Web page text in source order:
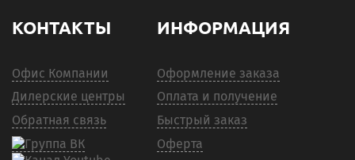
КОНТАКТЫ
Офис Компании
Дилерские центры
Обратная связь
ИНФОРМАЦИЯ
Оформление заказа
Оплата и получение
Быстрый заказ
Оферта